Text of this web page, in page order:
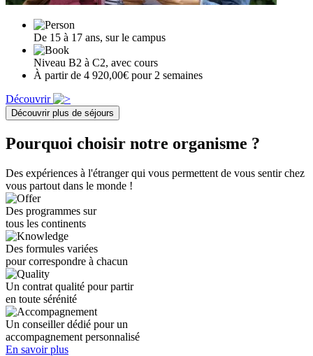
De 15 à 17 ans, sur le campus
Niveau B2 à C2, avec cours
À partir de 4 920,00€ pour 2 semaines
Découvrir
Découvrir plus de séjours
Pourquoi choisir notre organisme ?
Des expériences à l'étranger qui vous permettent de vous sentir chez
vous partout dans le monde !
Des programmes sur
tous les continents
Des formules variées
pour correspondre à chacun
Un contrat qualité pour partir
en toute sérénité
Un conseiller dédié pour un
accompagnement personnalisé
En savoir plus